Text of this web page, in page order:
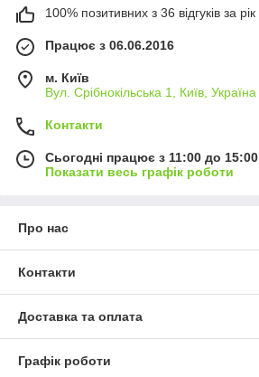
100% позитивних з 36 відгуків за рік
Працює з 06.06.2016
м. Київ
Вул. Срібнокільська 1, Київ, Україна
Контакти
Сьогодні працює з 11:00 до 15:00
Показати весь графік роботи
Про нас
Контакти
Доставка та оплата
Графік роботи